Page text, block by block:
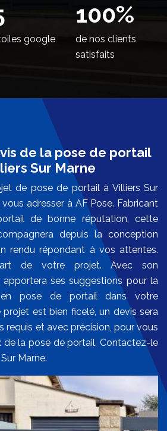
google
100%
de nos clients
satisfaits
de la pose de portail
Sur Marne
de pose de portail à Villiers Sur
adresser à AF Pose. Fabricant
de bonne réputation, cette
depuis la conception
rendu répondant à vos attentes.
de votre projet. Avec son
apportera ses suggestions pour la
en pose de portail dans votre
est bien ficelé, un devis sera
requis et avec précision, pour vous
de la pose de portail. Contactez-le
Marne.